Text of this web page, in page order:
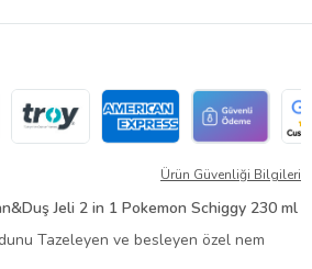
Ürün Güvenliği Bilgileri
Jeli 2 in 1 Pokemon Schiggy 230 ml
Tazeleyen ve besleyen özel nem